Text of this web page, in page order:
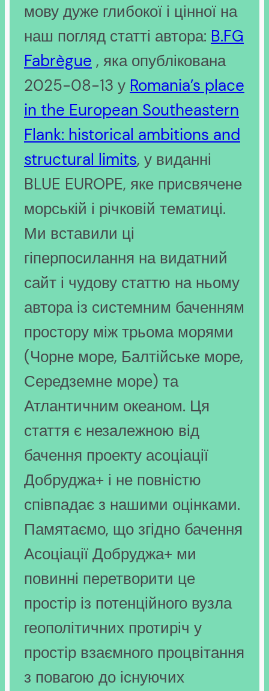
мову дуже глибокої і цінної на
наш погляд статті автора: B.FG
Fabrègue , яка опублікована
2025-08-13 у Romania’s place
in the European Southeastern
Flank: historical ambitions and
structural limits, у виданні
BLUE EUROPE, яке присвячене
морській і річковій тематиці.
Ми вставили ці
гіперпосилання на видатний
сайт і чудову статтю на ньому
автора із системним баченням
простору між трьома морями
(Чорне море, Балтійське море,
Середземне море) та
Атлантичним океаном. Ця
стаття є незалежною від
бачення проекту асоціації
Добруджа+ і не повністю
співпадає з нашими оцінками.
Памятаємо, що згідно бачення
Асоціації Добруджа+ ми
повинні перетворити це
простір із потенційного вузла
геополітичних протиріч у
простір взаємного процвітання
з повагою до існуючих